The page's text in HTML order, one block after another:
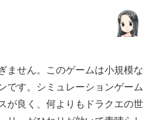
ません。このゲームは小規模な
です。シミュレーションゲーム
が良く、何よりもドラクエの世